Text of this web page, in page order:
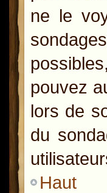
ne le
pouvez
lors de
du
Haut